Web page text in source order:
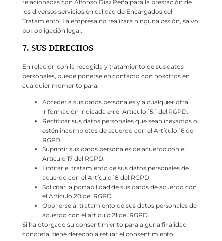
relacionadas con Alfonso Diaz Peña para la prestación de
los diversos servicios en calidad de Encargados del
Tratamiento. La empresa no realizará ninguna cesión, salvo
por obligación legal.
7. SUS DERECHOS
En relación con la recogida y tratamiento de sus datos
personales, puede ponerse en contacto con nosotros en
cualquier momento para:
Acceder a sus datos personales y a cualquier otra
información indicada en el Artículo 15.1 del RGPD.
Rectificar sus datos personales que sean inexactos o
estén incompletos de acuerdo con el Artículo 16 del
RGPD.
Suprimir sus datos personales de acuerdo con el
Artículo 17 del RGPD.
Limitar el tratamiento de sus datos personales de
acuerdo con el Artículo 18 del RGPD.
Solicitar la portabilidad de sus datos de acuerdo con
el Artículo 20 del RGPD.
Oponerse al tratamiento de sus datos personales de
acuerdo con el artículo 21 del RGPD.
Si ha otorgado su consentimiento para alguna finalidad
concreta, tiene derecho a retirar el consentimiento